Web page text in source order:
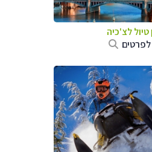
טיול לצ'כיה